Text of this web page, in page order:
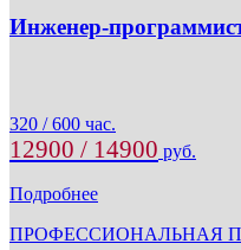
Инженер-
320 / 600 час.
12900 / 14900 руб.
Подробнее
ПРОФЕССИОНАЛЬНАЯ